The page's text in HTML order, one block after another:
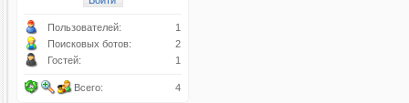
Пользователей:
1
Поисковых ботов:
2
Гостей:
1
Всего: 4